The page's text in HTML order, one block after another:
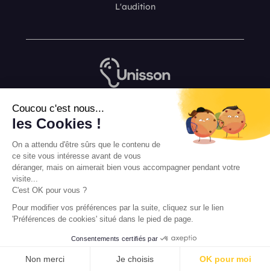
Coucou c'est nous...
les Cookies !
On a attendu d'être sûrs que le contenu de
ce site vous intéresse avant de vous
déranger, mais on aimerait bien vous accompagner pendant votre
visite...
C'est OK pour vous ?
Pour modifier vos préférences par la suite, cliquez sur le lien
'Préférences de cookies' situé dans le pied de page.
Consentements certifiés par
Non merci Je choisis OK pour moi
L'audition
L’équipe de rédaction Unisson
Mentions légales
Conditions Générales de Vente